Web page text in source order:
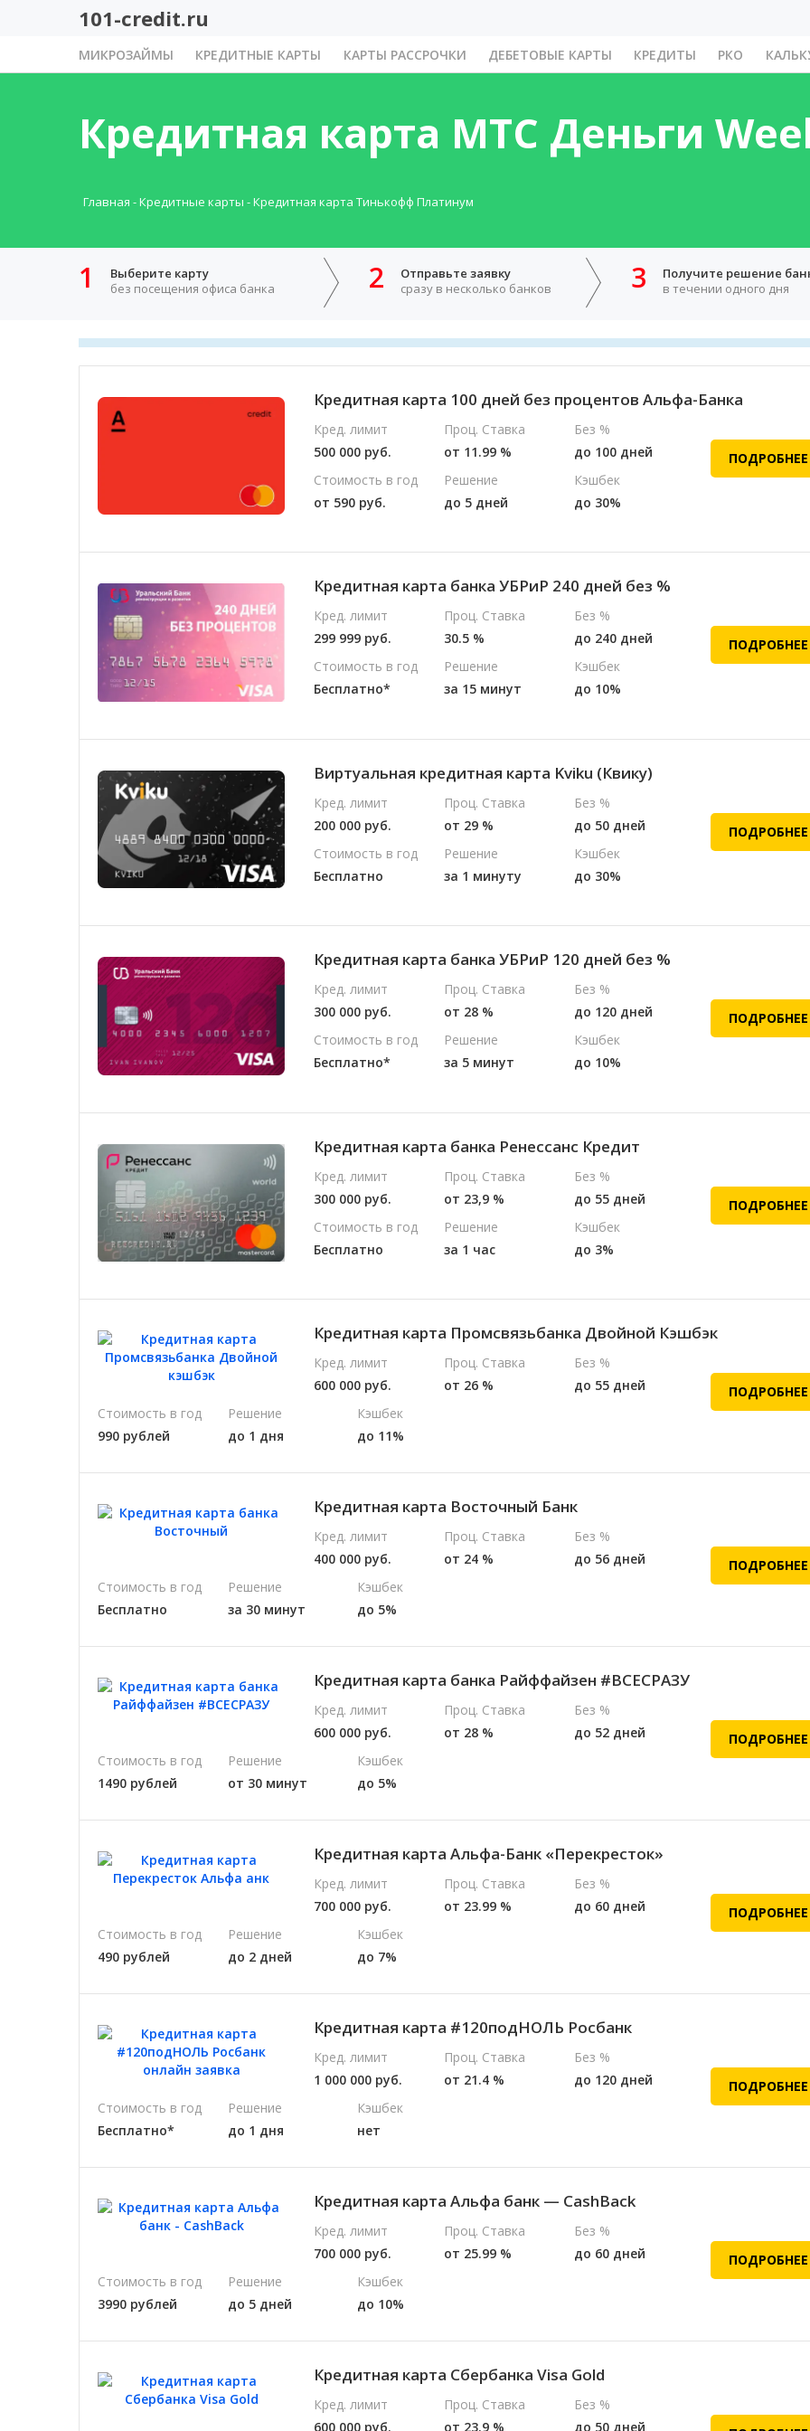
101-credit.ru
МИКРОЗАЙМЫ КРЕДИТНЫЕ КАРТЫ КАРТЫ РАССРОЧКИ ДЕБЕТОВЫЕ КАРТЫ КРЕДИТЫ РКО
Кредитная карта МТС Деньги
Главная -Кредитные карты -Кредитная карта Тинькофф Платинум
1
Выберите карту
без посещения офиса банка
2
Отправьте заявку
сразу в несколько банков
3
Получите решение
в течении одного дня
Кредитная карта 100 дней без процентов Альфа-Банка
Кред. лимит
500 000 руб.
Проц. Ставка
от 11.99 %
Без %
до 100 дней
Стоимость в год
от 590 руб.
Решение
до 5 дней
Кэшбек
до 30%
ПОДРОБНЕЕ
Кредитная карта банка УБРиР 240 дней без %
Кред. лимит
299 999 руб.
Проц. Ставка
30.5 %
Без %
до 240 дней
Стоимость в год
Бесплатно*
Решение
за 15 минут
Кэшбек
до 10%
ПОДРОБНЕЕ
Виртуальная кредитная карта Kviku (Квику)
Кред. лимит
200 000 руб.
Проц. Ставка
от 29 %
Без %
до 50 дней
Стоимость в год
Бесплатно
Решение
за 1 минуту
Кэшбек
до 30%
ПОДРОБНЕЕ
Кредитная карта банка УБРиР 120 дней без %
Кред. лимит
300 000 руб.
Проц. Ставка
от 28 %
Без %
до 120 дней
Стоимость в год
Бесплатно*
Решение
за 5 минут
Кэшбек
до 10%
ПОДРОБНЕЕ
Кредитная карта банка Ренессанс Кредит
Кред. лимит
300 000 руб.
Проц. Ставка
от 23,9 %
Без %
до 55 дней
Стоимость в год
Бесплатно
Решение
за 1 час
Кэшбек
до 3%
ПОДРОБНЕЕ
Кредитная карта Промсвязьбанка Двойной Кэшбэк
Кред. лимит
600 000 руб.
Проц. Ставка
от 26 %
Без %
до 55 дней
Стоимость в год
990 рублей
Решение
до 1 дня
Кэшбек
до 11%
ПОДРОБНЕЕ
Кредитная карта Восточный Банк
Кред. лимит
400 000 руб.
Проц. Ставка
от 24 %
Без %
до 56 дней
Стоимость в год
Бесплатно
Решение
за 30 минут
Кэшбек
до 5%
ПОДРОБНЕЕ
Кредитная карта банка Райффайзен #ВСЕСРАЗУ
Кред. лимит
600 000 руб.
Проц. Ставка
от 28 %
Без %
до 52 дней
Стоимость в год
1490 рублей
Решение
от 30 минут
Кэшбек
до 5%
ПОДРОБНЕЕ
Кредитная карта Альфа-Банк «Перекресток»
Кред. лимит
700 000 руб.
Проц. Ставка
от 23.99 %
Без %
до 60 дней
Стоимость в год
490 рублей
Решение
до 2 дней
Кэшбек
до 7%
ПОДРОБНЕЕ
Кредитная карта #120подНОЛЬ Росбанк
Кред. лимит
1 000 000 руб.
Проц. Ставка
от 21.4 %
Без %
до 120 дней
Стоимость в год
Бесплатно*
Решение
до 1 дня
Кэшбек
нет
ПОДРОБНЕЕ
Кредитная карта Альфа банк — CashBack
Кред. лимит
700 000 руб.
Проц. Ставка
от 25.99 %
Без %
до 60 дней
Стоимость в год
3990 рублей
Решение
до 5 дней
Кэшбек
до 10%
ПОДРОБНЕЕ
Кредитная карта Сбербанка Visa Gold
Кред. лимит
600 000 руб.
Проц. Ставка
от 23.9 %
Без %
до 50 дней